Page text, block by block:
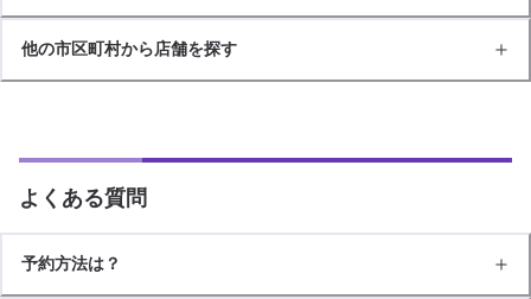
他の市区町村から店舗を探す
よくある質問
予約方法は？